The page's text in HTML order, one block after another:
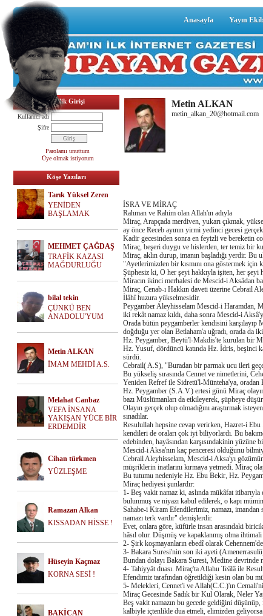
Anasayfa Yayın
Üyelik Girişi
Kullanıcı adı
Şifre
Parolamı unuttum
Üye olmak istiyorum
Köşe Yazıları
Tarık Yüksel Zeren
YENİDEN
BAŞLAMAK
MEHMET ÇAĞDAŞ
TRAFİK KAZASI
MAĞDURLUĞU
bilal tekin
ÇÜNKÜ BEN
ANADOLU'YUM
Metin ALKAN
İMAM MEHDİ A.S.
Melahat Canbaz
VEFA İNSANA
YAKIŞAN YÜCE BİR
ERDEMDİR
Cihan türkmen
YÜZLEŞME
Ramazan Alkan
KISSADAN HİSSE !
Hüseyin Kaçmaz
KORNA SESİ !
BAKİCAN
Metin ALKAN
metin_alkan_20@hotmail.com
İSRA VE MİRAÇ
Rahman ve Rahim olan Allah'ın adıyla
Miraç, Arapçada merdiven, yukarı çıkmak,
ay önce Receb ayının yirmi yedinci gecesi
Kadir gecesinden sonra en feyizli ve bereketin
Miraç, beşeri duygu ve hislerden, ter temiz bir
Miraç, aklın durup, imanın başladığı yerdir.
"Ayetlerimizden bir kısmını ona göstermek için
Şüphesiz ki, O her şeyi hakkıyla işiten, her
Miracın ikinci merhalesi de Mescid-i Aksâdan
Miraç, Cenab-ı Hakkın daveti üzerine Cebrail
İlâhî huzura yükselmesidir.
Peygamber Aleyhisselam Mescid-i Haramdan,
iki rekât namaz kıldı, daha sonra Mescid-i
Orada bütün peygamberler kendisini karşılayıp
doğduğu yer olan Betlaham'a uğradı, orada da
Hz. Peygamber, Beytü'l-Makdis'te kurulan bir
Hz. Yusuf, dördüncü katında Hz. İdris, beşinci
sürdü.
Cebrail( A.S), "Buradan bir parmak ucu ileri
Bu yükseliş sırasında Cennet ve nimetlerini,
Yeniden Refref ile Sidretü'l-Münteha'ya,
Hz. Peygamber (S.A.V.) ertesi günü Miraç
bazı Müslümanları da etkileyerek, şüpheye
Olayın gerçek olup olmadığını araştırmak
sınadılar.
Resulullah hepsine cevap verirken, Hazret-i
kendileri de oraları çok iyi biliyorlardı. Bu
edebinden, hayâsından karşısındakinin yüzüne
Mescid-i Aksa'nın kaç penceresi olduğunu
Cebrail Aleyhisselam, Mescid-i Aksa'yı
müşriklerin inatlarını kırmaya yetmedi. Miraç
Bu tutumu nedeniyle Hz. Ebu Bekir, Hz.
Miraç hediyesi şunlardır:
1- Beş vakit namaz ki, aslında mükâfat
bulunmuş ve niyazı kabul edilerek, o kapı
Sahabe-i Kiram Efendilerimiz, namazı,
namazı terk vardır" demişlerdir.
Evet, onlara göre, küfürle insan arasındaki biricik
hâsıl olur. Düşmüş ve kapaklanmış olma
2- Şirk koşmayanların ebedî olarak
3- Bakara Suresi'nin son iki ayeti
Bundan dolayı Bakara Suresi, Medine devrinde
4- Tahiyyât duası. Miraç'ta Allahu Teâlâ ile
Efendimiz tarafından öğretildiği kesin olan bu
5- Melekleri, Cennet'i ve Allah(C.C.)'ın
Miraç Gecesinde Sadık bir Kul Olarak, Neler
Beş vakit namazın bu gecede geldiğini
kalbiyle içtenlikle dua etmeli, elimizden geliyorsa